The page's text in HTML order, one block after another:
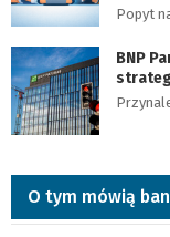
Popyt
BNP
O tym mówią